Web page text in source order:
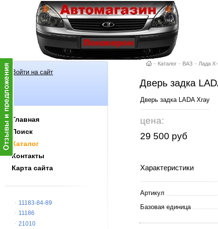
Войти на сайт
Главная
Поиск
Каталог
Контакты
Карта сайта
11183-84-89
11186
21010
– Каталог – ВАЗ – Лада
Дверь задка
Дверь задка LADA Xray
цена:
29 500 руб
Характеристики
Артикул
Базовая единица